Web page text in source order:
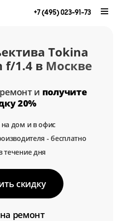
+7 (495) 023-91-73
Tokina
f/1.4 в Москве
и получите
20%
дом и в офис
- бесплатно
дня
скидку
ремонт